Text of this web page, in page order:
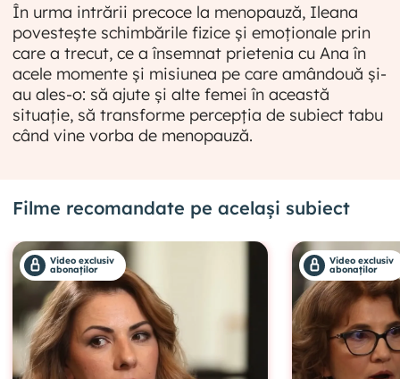
În urma intrării precoce la menopauză, Ileana
povestește schimbările fizice și emoționale prin
care a trecut, ce a însemnat prietenia cu Ana în
acele momente și misiunea pe care amândouă și-
au ales-o: să ajute și alte femei în această
situație, să transforme percepția de subiect tabu
când vine vorba de menopauză.
Filme recomandate pe același subiect
Video exclusiv
abonaților
Video exclusiv
abonaților